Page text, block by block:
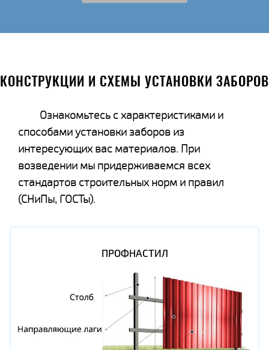
КОНСТРУКЦИИ И СХЕМЫ УСТАНОВКИ ЗАБОРОВ
Ознакомьтесь с характеристиками и
способами установки заборов из
интересующих вас материалов. При
возведении мы придерживаемся всех
стандартов строительных норм и правил
(СНиПы, ГОСТы).
ПРОФНАСТИЛ